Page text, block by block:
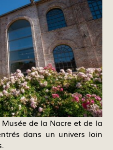
de la Nacre et de la
dans un univers loin